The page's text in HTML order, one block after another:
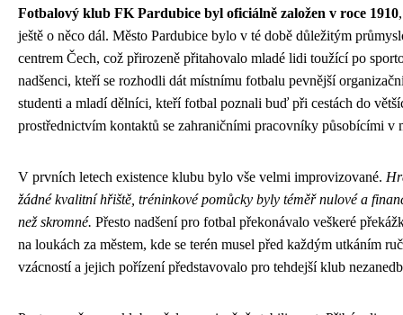
Fotbalový klub FK Pardubice byl oficiálně založen v roce 1910
ještě o něco dál. Město Pardubice bylo v té době důležitým
centrem Čech, což přirozeně přitahovalo mladé lidi toužící po
nadšenci, kteří se rozhodli dát místnímu fotbalu pevnější
studenti a mladí dělníci, kteří fotbal poznali buď při cestách do
prostřednictvím kontaktů se zahraničními pracovníky působícími v
V prvních letech existence klubu bylo vše velmi improvizované.
žádné kvalitní hřiště, tréninkové pomůcky byly téměř nulové a
než skromné. Přesto nadšení pro fotbal překonávalo veškeré
na loukách za městem, kde se terén musel před každým utkáním
vzácností a jejich pořízení představovalo pro tehdejší klub